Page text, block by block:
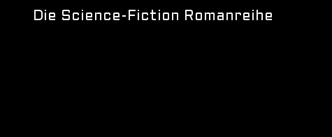
Die Science-Fiction Romanreihe